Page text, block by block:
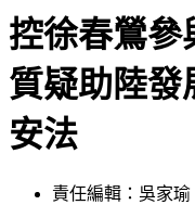
控徐春鶯參
質疑助陸
安法
責任編輯：吳家瑜